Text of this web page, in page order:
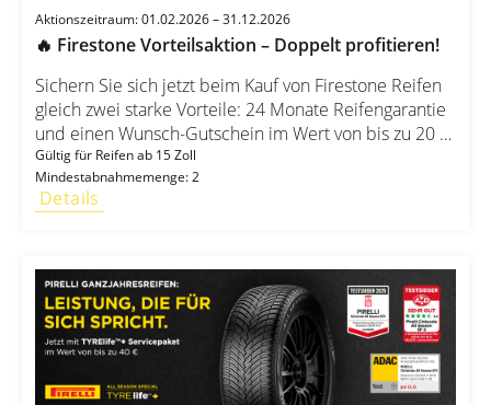
Aktionszeitraum: 01.02.2026 – 31.12.2026
🔥 Firestone Vorteilsaktion – Doppelt profitieren!
Sichern Sie sich jetzt beim Kauf von Firestone Reifen
gleich zwei starke Vorteile: 24 Monate Reifengarantie
und einen Wunsch-Gutschein im Wert von bis zu 20 €.
So einfach geht’s: 1️⃣ Kaufen & montieren lassen
Kaufen Sie mindestens 2 Firestone Reifen ab 15 Zoll
für Pkw, SUV oder Transporter und lassen Sie diese
promotion.firestone.eu/vorteilsaktion und laden Sie
Ihren Kaufbeleg hoch. 3️⃣ Vorteile sichern Sie erhalten
Ihre 24 Monate Reifengarantie per E-Mail sowie Ihren
Wunsch-Gutschein im Wert von bis zu 20 €.
Gültig für Reifen ab 15 Zoll
Mindestabnahmemenge: 2
Details